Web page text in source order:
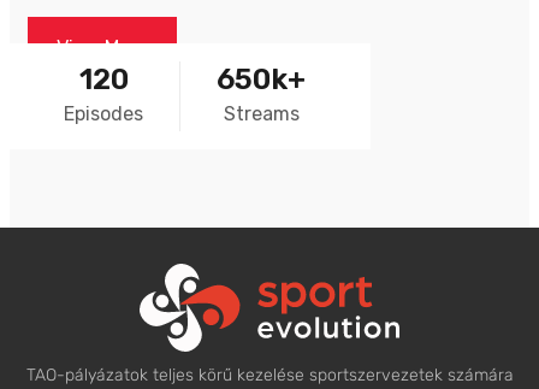
View More
120
Episodes
650k+
Streams
TAO-pályázatok teljes körű kezelése sportszervezetek számára